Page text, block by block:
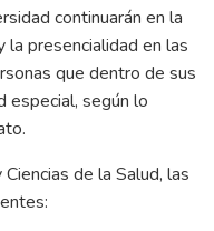
continuarán en la
presencialidad en las
que dentro de sus
especial, según lo
de la Salud, las